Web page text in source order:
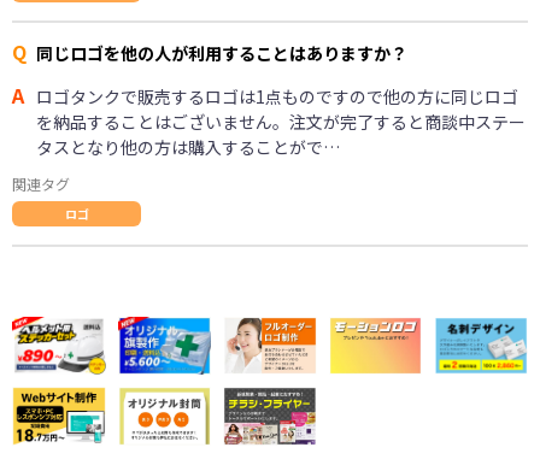
Q 同じロゴを他の人が利用することはありますか？
A ロゴタンクで販売するロゴは1点ものですので他の方に同じロゴ
を納品することはございません。注文が完了すると商談中ステー
タスとなり他の方は購入することがで…
関連タグ
ロゴ